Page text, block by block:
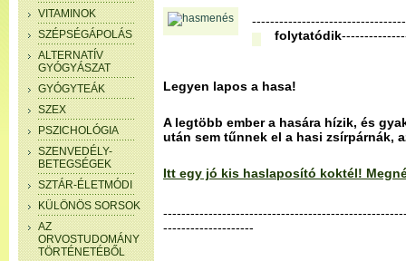
VITAMINOK
SZÉPSÉGÁPOLÁS
ALTERNATÍV
GYÓGYÁSZAT
GYÓGYTEÁK
SZEX
PSZICHOLÓGIA
SZENVEDÉLY-
BETEGSÉGEK
SZTÁR-ÉLETMÓDI
KÜLÖNÖS SORSOK
AZ
ORVOSTUDOMÁNY
TÖRTÉNETÉBŐL
folytatódik
Legyen lapos a hasa!
A legtöbb ember a hasára hízik, és
után sem tűnnek el a hasi zsírpárnák,
Itt egy jó kis haslaposító koktél!
--------------------